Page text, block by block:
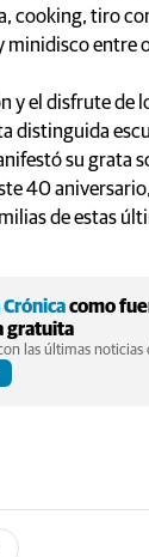
cooking, tiro
minidisco entre
y el disfrute de
distinguida
su grata
40
de estas
como
gratuita
las últimas noticias